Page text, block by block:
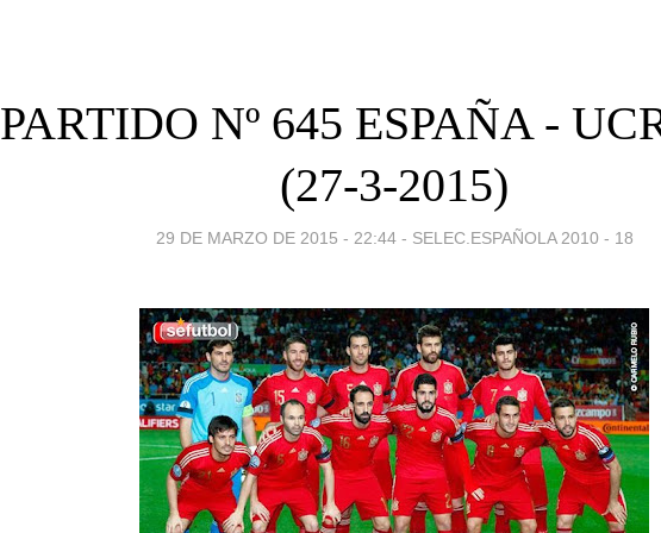
PARTIDO Nº 645 ESPAÑA -
(27-3-2015)
29 DE MARZO DE 2015 - 22:44 - SELEC.ESPAÑOLA 2010 - 18